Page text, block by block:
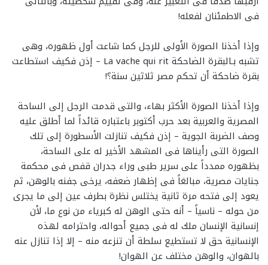
فى الاطمئنان لفعله!
وإذا أخذنا الصورة الأولى للرجل كما شاعت أول ظهوره، وهى
تشبه بـالبقرة الضاحكة La vache qui rit – إذن فكيف استطاعت
بقرة ضاحكة أن تحكم مصر ثلاثين سنة؟!
وإذا أخذنا الصورة الأكثر بهاء، والتى قدمت الرجل إلى الساحة
المصرية والعربية بعد حرب أكتوبر باعتباره قائداً لما أطلق عليه
وصف الضربة الجوية – إذن فكيف تنازلت الأسطورة إلى تلك
الصورة التى رأيناها فى المشهد الأخير له على الساحة،
بظهوره ممدداً على سرير طبى وراء جدران قفص فى محكمة
جنايات مصرية، مبالغاً فى إظهار ضعفه، يرخى جفنه بالوهن، ثم
يعود إلى فتحه مرة ثانية يختلس نظرة بطرف عين إلى ما يجرى
من حوله – ناسياً – أنه حتى الوهن له كبرياء من نوع ما، لأن
إنسانية الإنسان ملك له فى جميع أحواله، واحترامه لهذه
الإنسانية حق لا تستطيع سلطة أن تنزعه منه – إلا إذا تنازل عنه
بالهوان، والوهن مختلف عن الهوان!